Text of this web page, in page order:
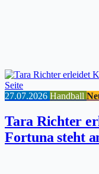
27.07.2026 Handball
Tara Richter
Fortuna steht